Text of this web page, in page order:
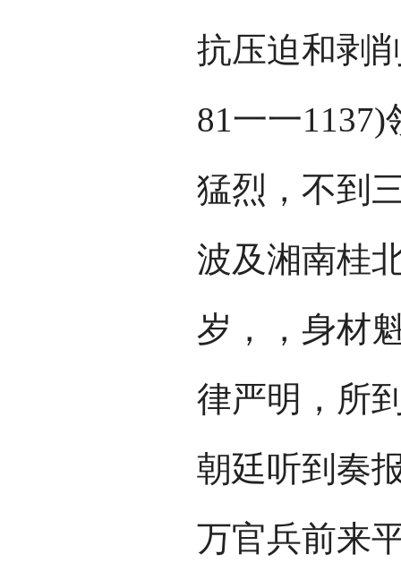
抗压迫和剥
81一一
猛烈，不到
波及湘南桂
岁，，身材
律严明，所
朝廷听到奏
万官兵前来